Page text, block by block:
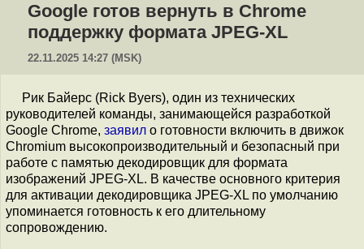
Google готов вернуть в Chrome
поддержку формата JPEG-XL
22.11.2025 14:27 (MSK)
Рик Байерс (Rick Byers), один из технических
руководителей команды, занимающейся разработкой
Google Chrome, заявил о готовности включить в движок
Chromium высокопроизводительный и безопасный при
работе с памятью декодировщик для формата
изображений JPEG-XL. В качестве основного критерия
для активации декодировщика JPEG-XL по умолчанию
упоминается готовность к его длительному
сопровождению.